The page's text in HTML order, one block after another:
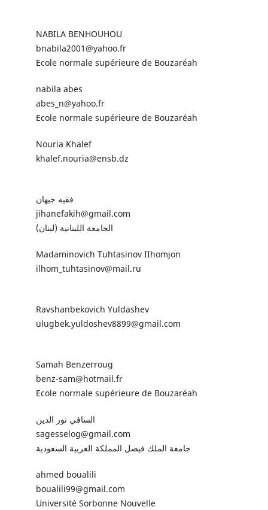
NABILA BENHOUHOU
bnabila2001@yahoo.fr
Ecole normale supérieure de Bouzaréah
nabila abes
abes_n@yahoo.fr
Ecole normale supérieure de Bouzaréah
Nouria Khalef
khalef.nouria@ensb.dz
فقيه جيهان
jihanefakih@gmail.com
الجامعة اللبنانية (لبنان)
Madaminovich Tuhtasinov IIhomjon
ilhom_tuhtasinov@mail.ru
Ravshanbekovich Yuldashev
ulugbek.yuldoshev8899@gmail.com
Samah Benzerroug
benz-sam@hotmail.fr
Ecole normale supérieure de Bouzaréah
السافي نور الدين
sagesselog@gmail.com
جامعة الملك فيصل المملكة العربية السعودية
ahmed boualili
boualili99@gmail.com
Université Sorbonne Nouvelle